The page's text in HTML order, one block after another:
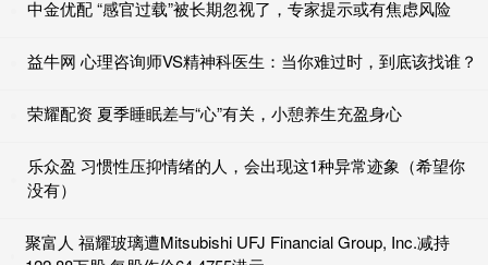
中金优配 “感官过载”被长期忽视了，专家提示或有焦虑风险
益牛网 心理咨询师VS精神科医生：当你难过时，到底该找谁？
荣耀配资 夏季睡眠差与“心”有关，小憩养生充盈身心
乐众盈 习惯性压抑情绪的人，会出现这1种异常迹象（希望你
没有）
聚富人 福耀玻璃遭Mitsubishi UFJ Financial Group, Inc.减持